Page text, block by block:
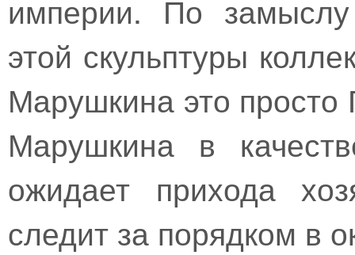
империи. По
этой скульптуры
Марушкина это
Марушкина в
ожидает прихода
следит за порядком в